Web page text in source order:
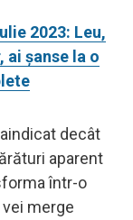
2023: Leu,
șanse la o
decât
aparent
într-o
merge